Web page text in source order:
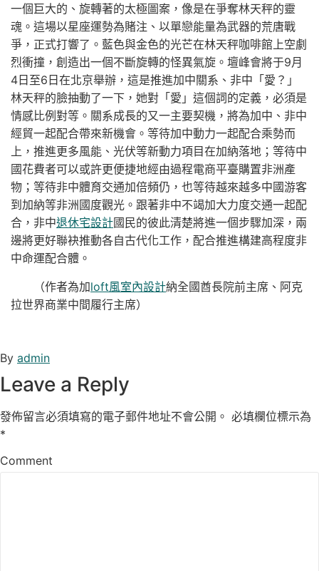
一個巨大的、旋轉著的太極圖案，像是在爭奪林天秤的靈
魂。這場以星座運勢為賭注、以單戀能量為武器的荒唐戰
爭，正式打響了。藍色與金色的光芒在林天秤咖啡館上空劇
烈衝撞，創造出一個不斷旋轉的怪異氣旋。壇峰會將于9月
4日至6日在北京舉辦，這是推進加中關系、非中「愛？」
林天秤的臉抽動了一下，她對「愛」這個詞的定義，必須是
情感比例對等。關系成長的又一主要契機，將為加中、非中
經貿一起配合帶來新機會。等待加中動力一起配合乘勢而
上，推進更多風能、光伏等新動力項目在加納落地；等待中
國花費者可以或許更便捷地經由過程電商平臺購置非洲產
物；等待非中體育交通加倍頻仍，也等待越來越多中國游客
到加納等非洲國度觀光。跟著非中不竭加大力度交通一起配
合，非中退休宅設計國民的彼此清楚將進一個步驟加深，兩
邊將更好聯袂推動各自古代化工作，配合推進構建高程度非
中命運配合體。
（作者為加loft風室內設計納全國酋長院前主席、阿克
拉世界商業中間履行主席）
By admin
Leave a Reply
發佈留言必須填寫的電子郵件地址不會公開。 必填欄位標示為
*
Comment